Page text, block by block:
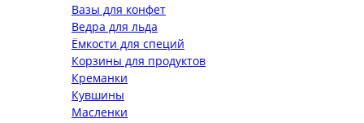
Вазы для конфет
Ведра для льда
Ёмкости для специй
Корзины для продуктов
Креманки
Кувшины
Масленки